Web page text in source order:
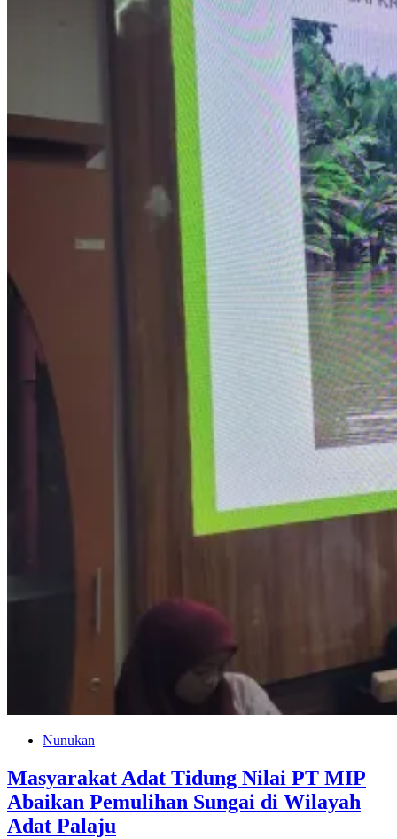
Nunukan
Masyarakat Adat Tidung Nilai PT MIP
Abaikan Pemulihan Sungai di Wilayah
Adat Palaju